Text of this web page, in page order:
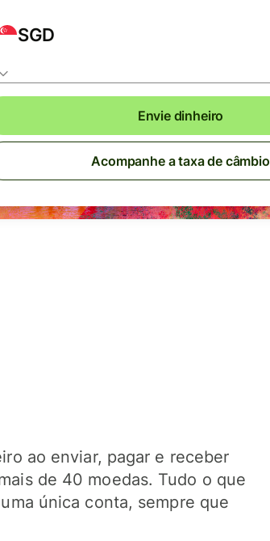
SGD
Envie dinheiro
Acompanhe a taxa de câmbio
ao enviar, pagar e receber
de 40 moedas. Tudo o que
única conta, sempre que